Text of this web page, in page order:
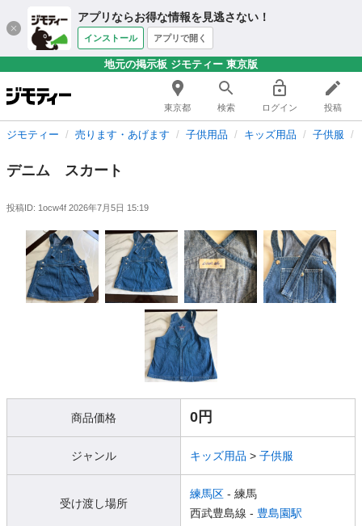
アプリならお得な情報を見逃さない！
インストール アプリで開く
地元の掲示板 ジモティー 東京版
東京都 検索 ログイン 投稿
ジモティー 売ります・あげます 子供用品 キッズ用品 子供服
デニム スカート
投稿ID: 1ocw4f 2026年7月5日 15:19
商品価格 0円
ジャンル キッズ用品 > 子供服
受け渡し場所
練馬区 - 練馬
西武豊島線 - 豊島園駅